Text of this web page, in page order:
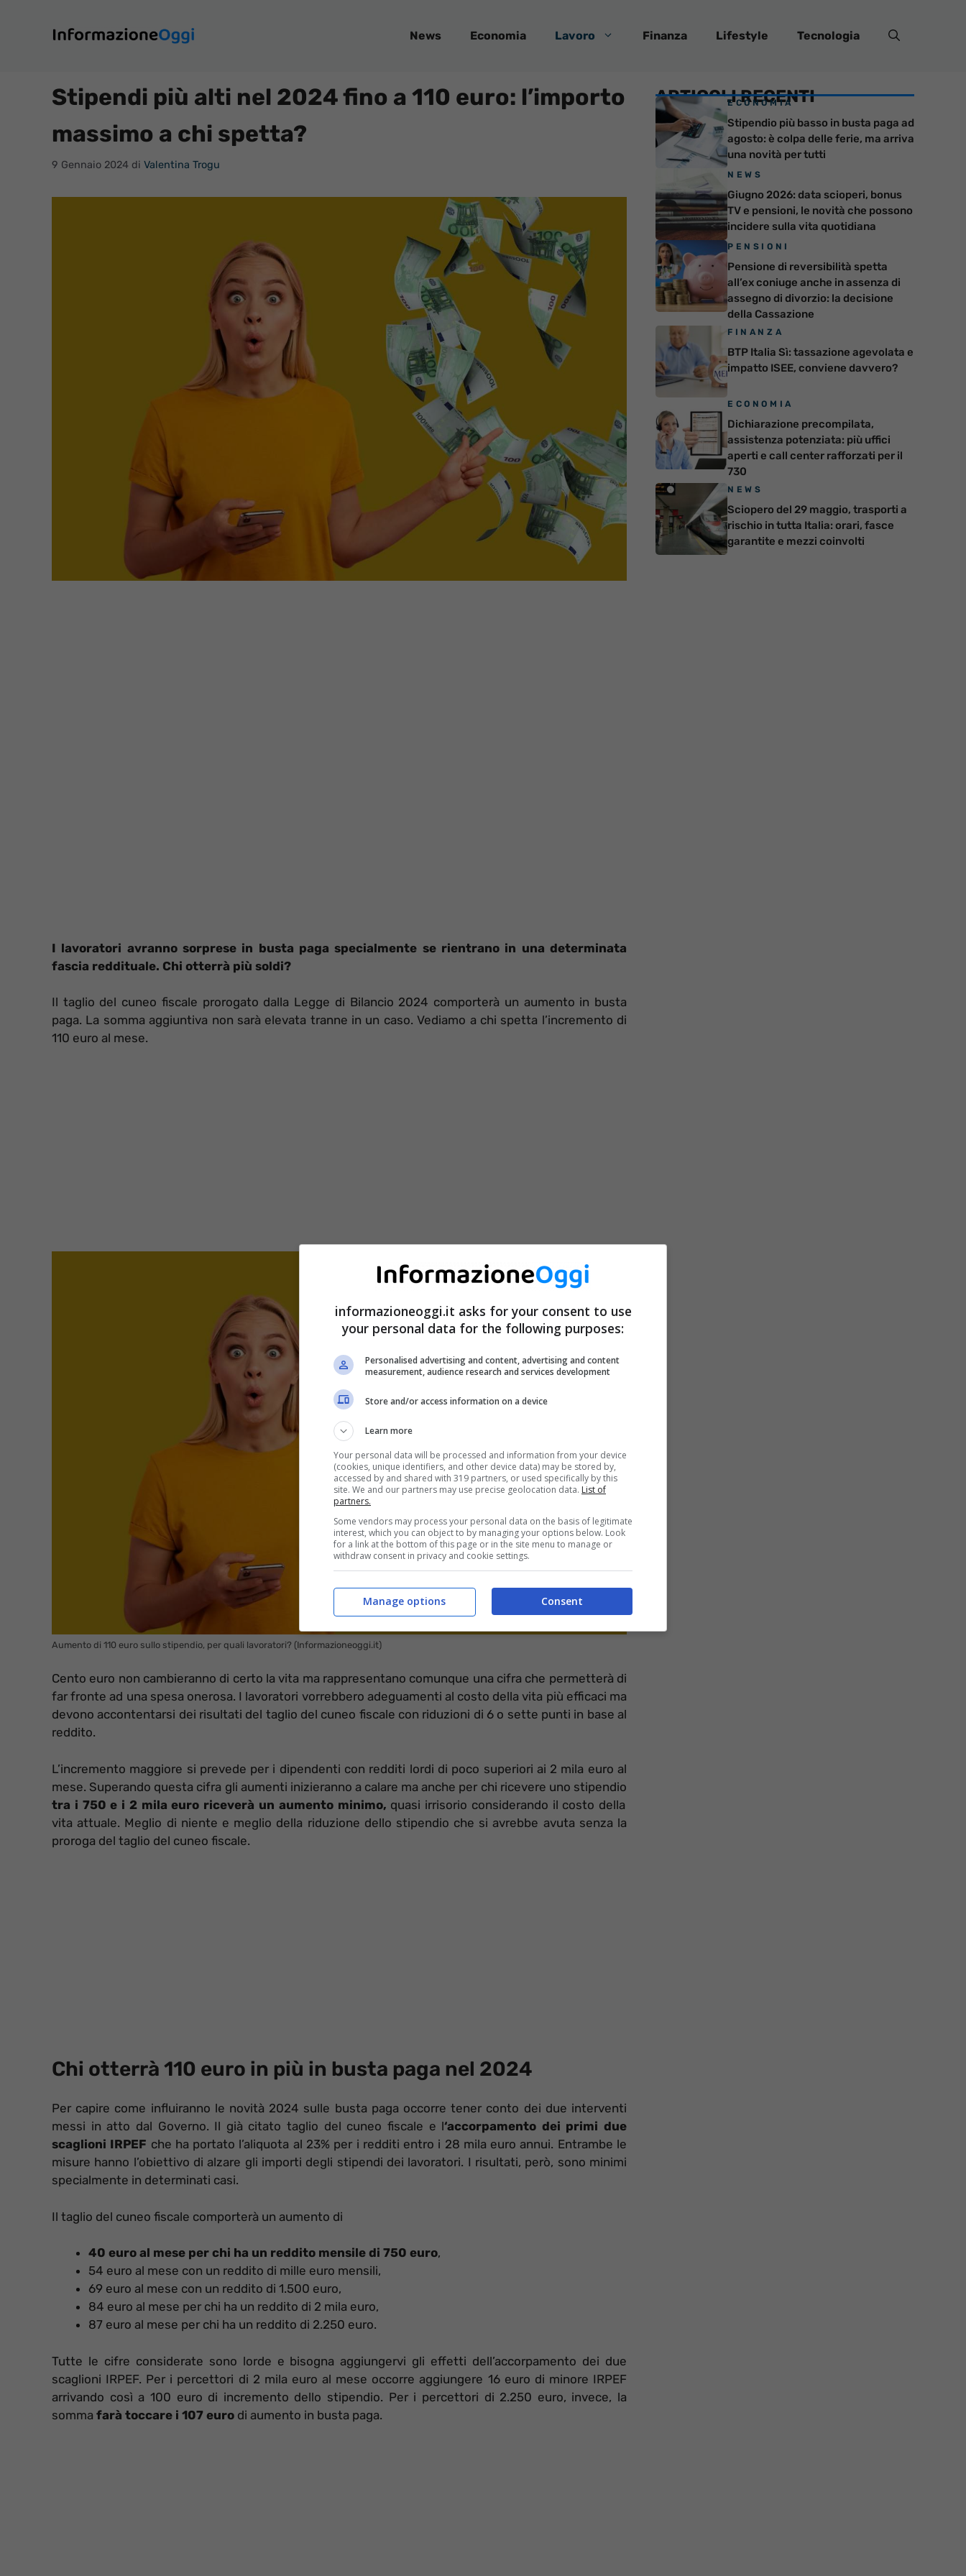
contenuto
News Economia Lavoro Finanza Lifestyle Tecnologia
Stipendi più alti nel 2024 fino a 110 euro: l’importo
massimo a chi spetta?
9 Gennaio 2024 di Valentina Trogu
I lavoratori avranno sorprese in busta paga specialmente se rientrano in una determinata
fascia reddituale. Chi otterrà più soldi?
Il taglio del cuneo fiscale prorogato dalla Legge di Bilancio 2024 comporterà un aumento in busta
paga. La somma aggiuntiva non sarà elevata tranne in un caso. Vediamo a chi spetta l’incremento di
110 euro al mese.
Aumento di 110 euro sullo stipendio, per quali lavoratori? (Informazioneoggi.it)
Cento euro non cambieranno di certo la vita ma rappresentano comunque una cifra che permetterà di
far fronte ad una spesa onerosa. I lavoratori vorrebbero adeguamenti al costo della vita più efficaci ma
devono accontentarsi dei risultati del taglio del cuneo fiscale con riduzioni di 6 o sette punti in base al
reddito.
L’incremento maggiore si prevede per i dipendenti con redditi lordi di poco superiori ai 2 mila euro al
mese. Superando questa cifra gli aumenti inizieranno a calare ma anche per chi ricevere uno stipendio
tra i 750 e i 2 mila euro riceverà un aumento minimo, quasi irrisorio considerando il costo della
vita attuale. Meglio di niente e meglio della riduzione dello stipendio che si avrebbe avuta senza la
proroga del taglio del cuneo fiscale.
Chi otterrà 110 euro in più in busta paga nel 2024
Per capire come influiranno le novità 2024 sulle busta paga occorre tener conto dei due interventi
messi in atto dal Governo. Il già citato taglio del cuneo fiscale e l‘accorpamento dei primi due
scaglioni IRPEF che ha portato l’aliquota al 23% per i redditi entro i 28 mila euro annui. Entrambe le
misure hanno l’obiettivo di alzare gli importi degli stipendi dei lavoratori. I risultati, però, sono minimi
specialmente in determinati casi.
Il taglio del cuneo fiscale comporterà un aumento di
40 euro al mese per chi ha un reddito mensile di 750 euro,
54 euro al mese con un reddito di mille euro mensili,
69 euro al mese con un reddito di 1.500 euro,
84 euro al mese per chi ha un reddito di 2 mila euro,
87 euro al mese per chi ha un reddito di 2.250 euro.
Tutte le cifre considerate sono lorde e bisogna aggiungervi gli effetti dell’accorpamento dei due
scaglioni IRPEF. Per i percettori di 2 mila euro al mese occorre aggiungere 16 euro di minore IRPEF
arrivando così a 100 euro di incremento dello stipendio. Per i percettori di 2.250 euro, invece, la
somma farà toccare i 107 euro di aumento in busta paga.
ARTICOLI RECENTI
ECONOMIA
Stipendio più basso in busta paga ad
agosto: è colpa delle ferie, ma arriva
una novità per tutti
NEWS
Giugno 2026: data scioperi, bonus
TV e pensioni, le novità che possono
incidere sulla vita quotidiana
PENSIONI
Pensione di reversibilità spetta
all’ex coniuge anche in assenza di
assegno di divorzio: la decisione
della Cassazione
FINANZA
BTP Italia Sì: tassazione agevolata e
impatto ISEE, conviene davvero?
ECONOMIA
Dichiarazione precompilata,
assistenza potenziata: più uffici
aperti e call center rafforzati per il
730
NEWS
Sciopero del 29 maggio, trasporti a
rischio in tutta Italia: orari, fasce
garantite e mezzi coinvolti
informazioneoggi.it asks for your consent to use
your personal data for the following purposes:
Personalised advertising and content, advertising and content
measurement, audience research and services development
Store and/or access information on a device
Learn more
Your personal data will be processed and information from your device
(cookies, unique identifiers, and other device data) may be stored by,
accessed by and shared with 319 partners, or used specifically by this
site. We and our partners may use precise geolocation data. List of
partners.
Some vendors may process your personal data on the basis of legitimate
interest, which you can object to by managing your options below. Look
for a link at the bottom of this page or in the site menu to manage or
withdraw consent in privacy and cookie settings.
Consent
Manage options